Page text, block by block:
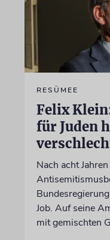
RESÜMEE
Felix
für Juden
Nach acht
Job. Auf seine
mit gemischten